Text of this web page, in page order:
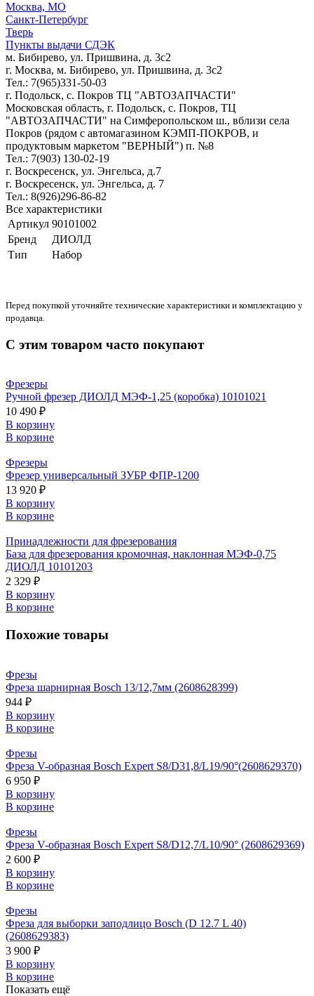
Москва, МО
Санкт-Петербург
Тверь
Пункты выдачи СДЭК
м. Бибирево, ул. Пришвина, д. 3с2
г. Москва, м. Бибирево, ул. Пришвина, д. 3с2
Тел.: 7(965)331-50-03
г. Подольск, c. Покров ТЦ "АВТОЗАПЧАСТИ"
Московская область, г. Подольск, c. Покров, ТЦ
"АВТОЗАПЧАСТИ" на Симферопольском ш., вблизи села
Покров (рядом с автомагазином КЭМП-ПОКРОВ, и
продуктовым маркетом "ВЕРНЫЙ") п. №8
Тел.: 7(903) 130-02-19
г. Воскресенск, ул. Энгельса, д.7
г. Воскресенск, ул. Энгельса, д. 7
Тел.: 8(926)296-86-82
Все характеристики
Артикул 90101002
Бренд
ДИОЛД
Тип
Набор
Перед покупкой уточняйте технические характеристики и комплектацию у
продавца.
С этим товаром часто покупают
Фрезеры
Ручной фрезер ДИОЛД МЭФ-1,25 (коробка) 10101021
10 490 ₽
В корзину
В корзине
Фрезеры
Фрезер универсальный ЗУБР ФПР-1200
13 920 ₽
В корзину
В корзине
Принадлежности для фрезерования
База для фрезерования кромочная, наклонная МЭФ-0,75
ДИОЛД 10101203
2 329 ₽
В корзину
В корзине
Похожие товары
Фрезы
Фреза шарнирная Bosch 13/12,7мм (2608628399)
944 ₽
В корзину
В корзине
Фрезы
Фреза V-образная Bosch Expert S8/D31,8/L19/90°(2608629370)
6 950 ₽
В корзину
В корзине
Фрезы
Фреза V-образная Bosch Expert S8/D12,7/L10/90° (2608629369)
2 600 ₽
В корзину
В корзине
Фрезы
Фреза для выборки заподлицо Bosch (D 12.7 L 40)
(2608629383)
3 900 ₽
В корзину
В корзине
Показать ещё